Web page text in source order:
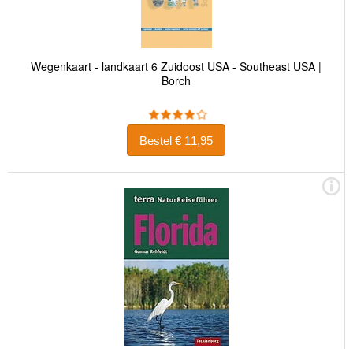
Wegenkaart - landkaart 6 Zuidoost USA - Southeast USA |
Borch
Bestel € 11,95